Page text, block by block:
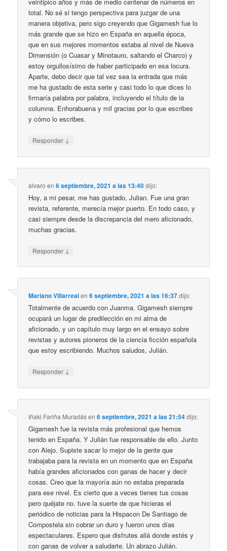
veintipico años y más de medio centenar de números en
total. No sé si tengo perspectiva para juzgar de una
manera objetiva, pero sigo creyendo que Gigamesh fue lo
más grande que se hizo en España en aquella época,
que en sus mejores momentos estaba al nivel de Nueva
Dimensión (o Cuasar y Minotauro, saltando el Charco) y
estoy orgullosísimo de haber participado en esa locura.
Aparte, debo decir que tal vez sea la entrada que más
me ha gustado de esta serie y casi todo lo que dices lo
firmaría palabra por palabra, incluyendo el título de la
columna. Enhorabuena y mil gracias por lo que escribes
y cómo lo escribes.
Responder ↓
alvaro en6 septiembre, 2021 a las 13:40dijo:
Hoy, a mi pesar, me has gustado, Julian. Fue una gran
revista, referente, merecía mejor puerto. En todo caso, y
casi siempre desde la discrepancia del mero aficionado,
muchas gracias.
Responder ↓
Mariano Villarrealen6 septiembre, 2021 a las 16:37dijo:
Totalmente de acuerdo con Juanma. Gigamesh siempre
ocupará un lugar de predilección en mi alma de
aficionado, y un capítulo muy largo en el ensayo sobre
revistas y autores pioneros de la ciencia ficción española
que estoy escribiendo. Muchos saludos, Julián.
Responder ↓
Iñaki Fariña Muradásen6 septiembre, 2021 a las 21:54dijo:
Gigamesh fue la revista más profesional que hemos
tenido en España. Y Julián fue responsable de ello. Junto
con Alejo. Supiste sacar lo mejor de la gente que
trabajaba para la revista en un momento que en España
había grandes aficionados con ganas de hacer y decir
cosas. Creo que la mayoría aún no estaba preparada
para ese nivel. Es cierto que a veces tienes tus cosas
pero quéjate no. tuve la suerte de que hicieras el
periódico de noticias para la Hispacon De Santiago de
Compostela sin cobrar un duro y fueron unos días
espectaculares. Espero que disfrutes allá donde estés y
con ganas de volver a saludarte. Un abrazo Julián.